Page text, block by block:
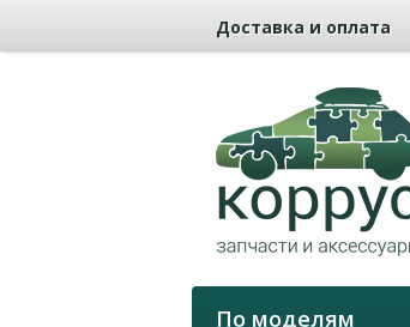
Доставка и оплата
По моделям